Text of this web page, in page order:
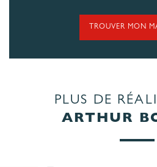
TROUVER MON
PLUS DE
ARTHUR